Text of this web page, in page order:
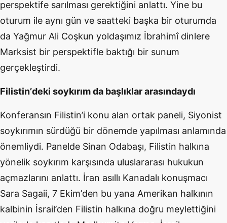
perspektife sarılması gerektiğini anlattı. Yine bu
oturum ile aynı gün ve saatteki başka bir oturumda
da Yağmur Ali Coşkun yoldaşımız İbrahimî dinlere
Marksist bir perspektifle baktığı bir sunum
gerçekleştirdi.
Filistin’deki soykırım da başlıklar arasındaydı
Konferansın Filistin’i konu alan ortak paneli, Siyonist
soykırımın sürdüğü bir dönemde yapılması anlamında
önemliydi. Panelde Sinan Odabaşı, Filistin halkına
yönelik soykırım karşısında uluslararası hukukun
açmazlarını anlattı. İran asıllı Kanadalı konuşmacı
Sara Sagaii, 7 Ekim’den bu yana Amerikan halkının
kalbinin İsrail’den Filistin halkına doğru meylettiğini